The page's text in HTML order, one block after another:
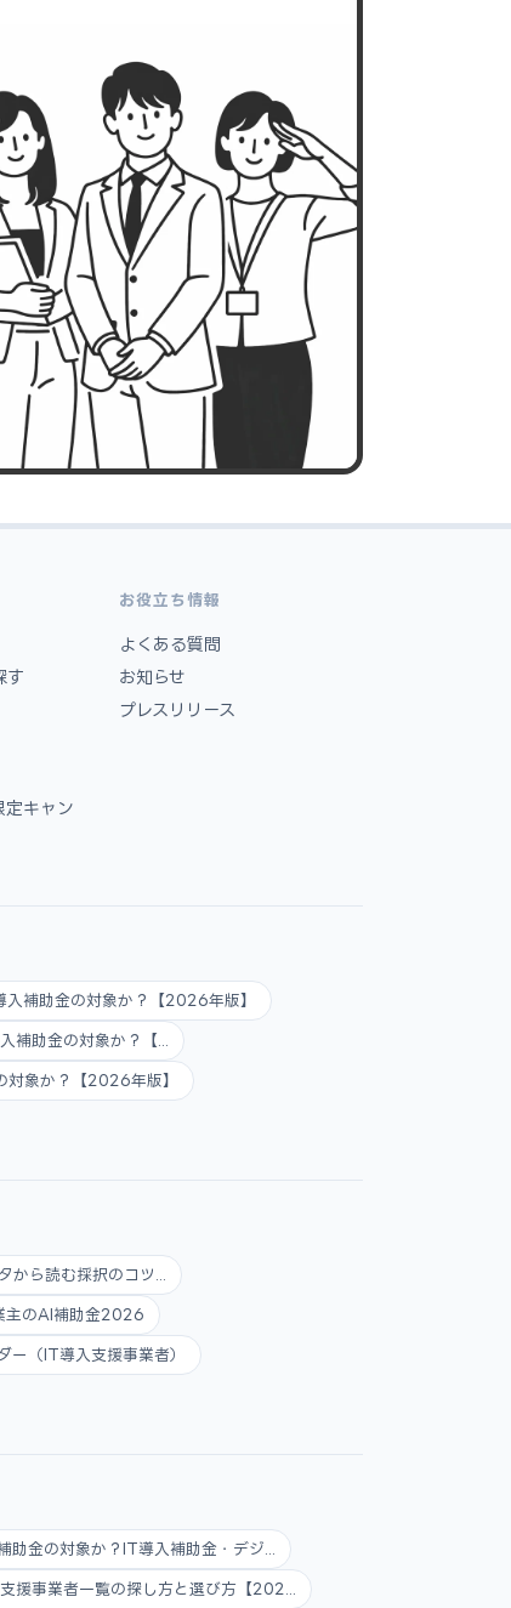
す
定キャン
お役立ち情報
よくある質問
お知らせ
プレスリリース
補助金の対象か？【2026年版】
助金の対象か？【...
象か？【2026年版】
から読む採択のコツ...
主のAI補助金2026
ー（IT導入支援事業者）
助金の対象か？IT導入補助金・デジ...
援事業者一覧の探し方と選び方【202...